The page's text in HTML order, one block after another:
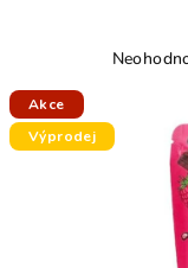
Průměrné
je
0,0
hvězdiček.
Akce
Výprodej